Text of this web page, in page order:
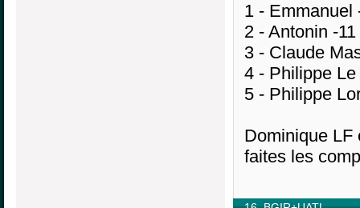
1 - Emmanuel
2 - Antonin -11
3 - Claude
4 - Philippe
5 - Philippe
Dominique LF
faites les